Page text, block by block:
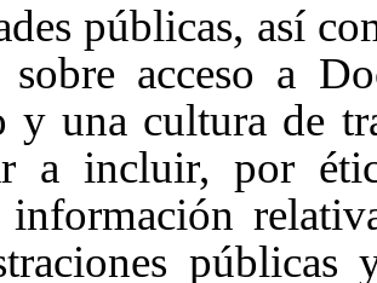
públicas, así
sobre acceso a
y una cultura de
a incluir, por
información
públicas